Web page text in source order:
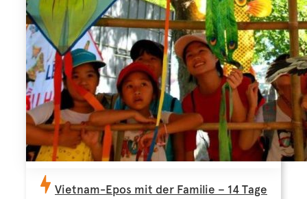
Vietnam-Epos mit der Familie – 14 Tage